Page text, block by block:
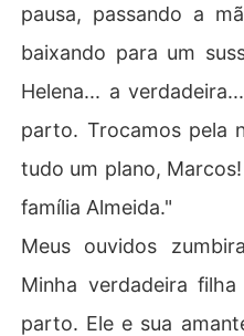
pausa, passando a
baixando para um
Helena... a
parto. Trocamos pela
tudo um plano,
família Almeida."
Meus ouvidos
Minha verdadeira
parto. Ele e sua